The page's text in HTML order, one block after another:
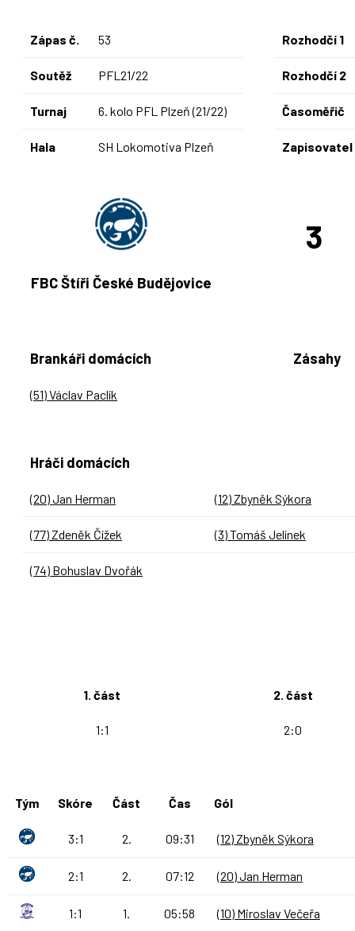
Zápas č. 53
Soutěž PFL21/22
Turnaj 6. kolo PFL Plzeň (21/22)
Hala SH Lokomotiva Plzeň
Rozhodčí 1
Rozhodčí 2
Časoměřič
Zapisovatel
FBC Štíři České Budějovice
3
Brankáři domácích Zásahy
(51) Václav Paclík
Hráči domácích
(20) Jan Herman (12) Zbyněk Sýkora
(77) Zdeněk Čížek (3) Tomáš Jelínek
(74) Bohuslav Dvořák
1. část 2. část
1:1 2:0
Tým Skóre Část Čas Gól
3:1 2. 09:31 (12) Zbyněk Sýkora
2:1 2. 07:12 (20) Jan Herman
1:1 1. 05:58 (10) Miroslav Večeřa